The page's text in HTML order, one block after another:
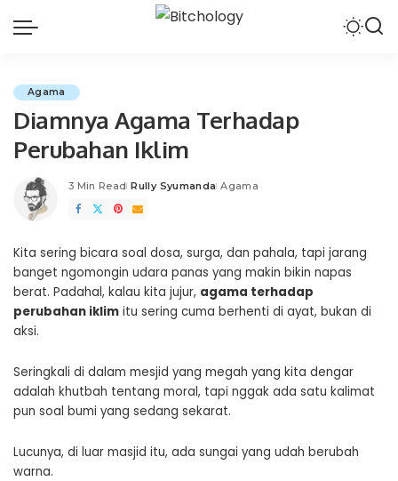
Agama
Diamnya Agama Terhadap
Perubahan Iklim
3 Min Read
Posted
by
Rully Syumanda Agama
Kita sering bicara soal dosa, surga, dan pahala, tapi jarang
banget ngomongin udara panas yang makin bikin napas
berat. Padahal, kalau kita jujur, agama terhadap
perubahan iklim itu sering cuma berhenti di ayat, bukan di
aksi.
Seringkali di dalam mesjid yang megah yang kita dengar
adalah khutbah tentang moral, tapi nggak ada satu kalimat
pun soal bumi yang sedang sekarat.
Lucunya, di luar masjid itu, ada sungai yang udah berubah
warna.